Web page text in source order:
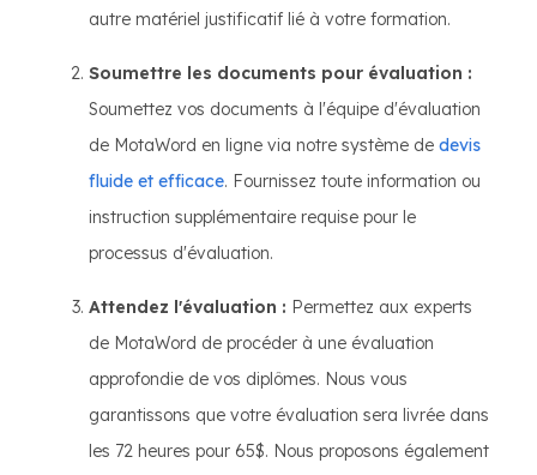
autre matériel justificatif lié à votre formation.
Soumettre les documents pour évaluation :
Soumettez vos documents à l'équipe d'évaluation
de MotaWord en ligne via notre système de devis
fluide et efficace. Fournissez toute information ou
instruction supplémentaire requise pour le
processus d'évaluation.
Attendez l'évaluation : Permettez aux experts
de MotaWord de procéder à une évaluation
approfondie de vos diplômes. Nous vous
garantissons que votre évaluation sera livrée dans
les 72 heures pour 65$. Nous proposons également